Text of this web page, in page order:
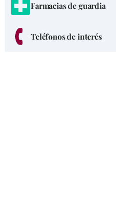
Farmacias de guardia
Teléfonos de interés